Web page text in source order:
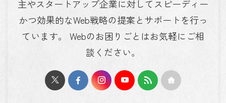
主やスタートアップ企業に対してスピーディー
かつ効果的なWeb戦略の提案とサポートを行っ
ています。 Webのお困りごとはお気軽にご相
談ください。